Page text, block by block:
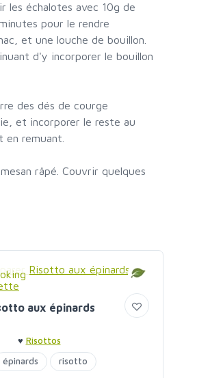
les échalotes avec 10g de
pour le rendre
et une louche de bouillon.
d'y incorporer le bouillon
des dés de courge
et incorporer le reste au
remuant.
râpé. Couvrir quelques
aux épinards
♥ Risottos
épinards
risotto